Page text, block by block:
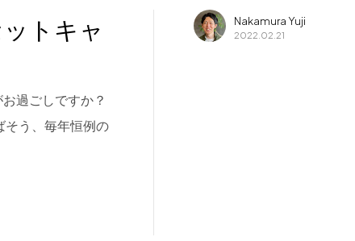
トキャ
過ごしですか？
そう、毎年恒例の
Nakamura Yuji
2022.02.21